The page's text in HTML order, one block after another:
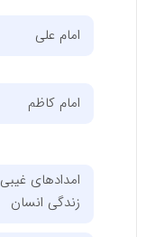
امام علی
امام کاظم
امدادهای غیبی در
زندگی انسان